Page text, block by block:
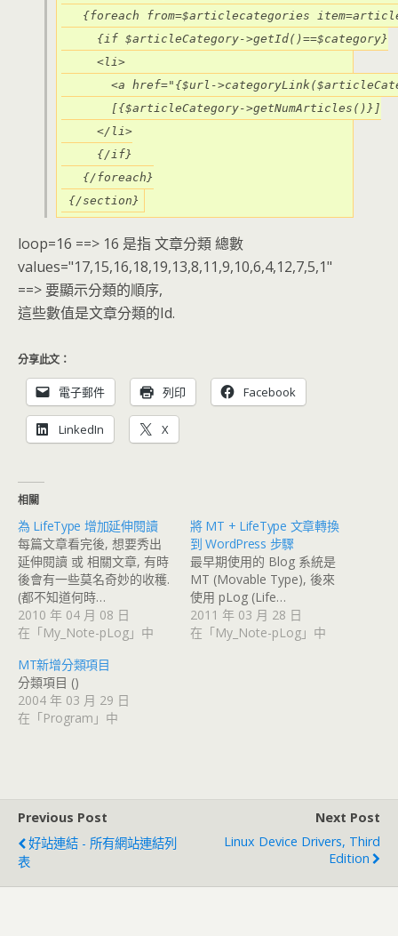
{foreach from=$articlecategories
     {if $articleCategory->getId()==$category}
     <li>
<a href="{$url-
       [{$articleCategory->getNumArticles()}]
     </li>
     {/if}
   {/foreach}
{/section}
loop=16 ==> 16 是指 文章分類 總數
values="17,15,16,18,19,13,8,11,9,10,6,4,12,7,5,1"
==> 要顯示分類的順序,
這些數值是文章分類的Id.
分享此文：
電子郵件 列印 Facebook
LinkedIn X
相關
為 LifeType 增加延伸閱讀
每篇文章看完後, 想要秀出
延伸閱讀 或 相關文章, 有時
後會有一些莫名奇妙的收穫.
(都不知道何時…
2010 年 04 月 08 日
在「My_Note-pLog」中
將 MT + LifeType 文章轉換
到 WordPress 步驟
最早期使用的 Blog 系統是
MT (Movable Type), 後來
使用 pLog (Life…
2011 年 03 月 28 日
在「My_Note-pLog」中
MT新增分類項目
分類項目 ()
2004 年 03 月 29 日
在「Program」中
Previous Post
好站連結 - 所有網站連結列
表
Next Post
Linux Device Drivers, Third
Edition